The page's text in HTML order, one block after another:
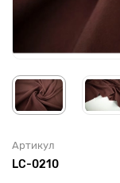
Артикул
LC-0210